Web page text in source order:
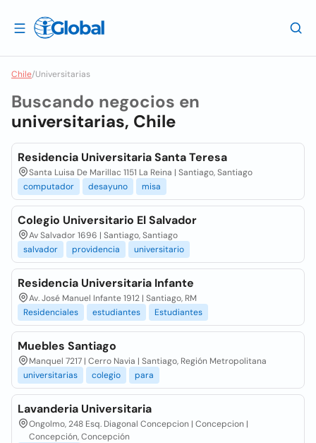
Chile/Universitarias
Buscando negocios en
universitarias, Chile
Residencia Universitaria Santa Teresa
Santa Luisa De Marillac 1151 La Reina | Santiago, Santiago
computador
desayuno misa
Colegio Universitario El Salvador
Av Salvador 1696 | Santiago, Santiago
salvador
providencia universitario
Residencia Universitaria Infante
Av. José Manuel Infante 1912 | Santiago, RM
Residenciales
estudiantes Estudiantes
Muebles Santiago
Manquel 7217 | Cerro Navia | Santiago, Región Metropolitana
universitarias
colegio para
Lavanderia Universitaria
Ongolmo, 248 Esq. Diagonal Concepcion | Concepcion |
Concepción, Concepción